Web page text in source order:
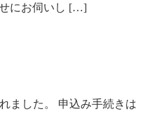
にお伺いし […]
ました。 申込み手続きは